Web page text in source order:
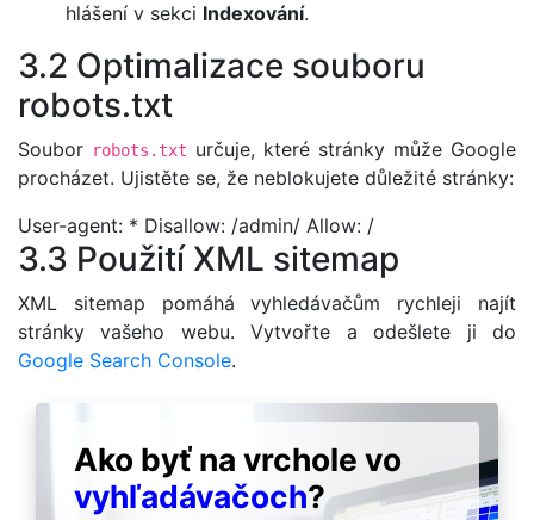
hlášení v sekci Indexování.
3.2 Optimalizace souboru
robots.txt
Soubor robots.txt určuje, které stránky může Google
procházet. Ujistěte se, že neblokujete důležité stránky:
User-agent: * Disallow: /admin/ Allow: /
3.3 Použití XML sitemap
XML sitemap pomáhá vyhledávačům rychleji najít
stránky vašeho webu. Vytvořte a odešlete ji do
Google Search Console.
Ako byť na vrchole vo
vyhľadávačoch?